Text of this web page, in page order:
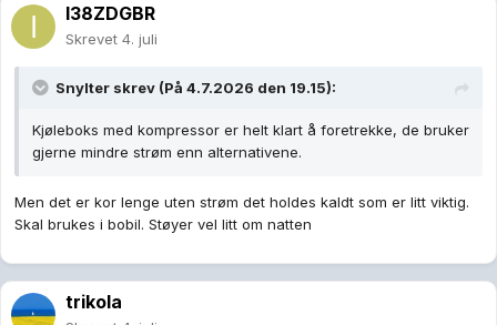
I38ZDGBR
Skrevet 4. juli
Snylter skrev (På 4.7.2026 den 19.15):
Kjøleboks med kompressor er helt klart å foretrekke, de bruker
gjerne mindre strøm enn alternativene.
Men det er kor lenge uten strøm det holdes kaldt som er litt viktig.
Skal brukes i bobil. Støyer vel litt om natten
trikola